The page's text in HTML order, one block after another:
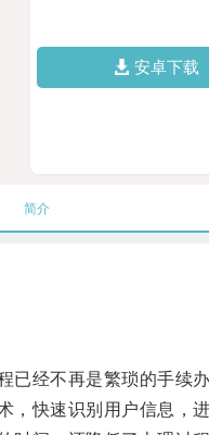
安卓下载
简介
经不再是繁琐的手续办
快速识别用户信息，进